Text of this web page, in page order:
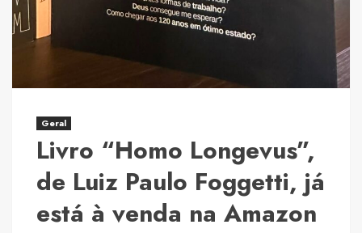
Geral
Livro “Homo Longevus”,
de Luiz Paulo Foggetti, já
está à venda na Amazon